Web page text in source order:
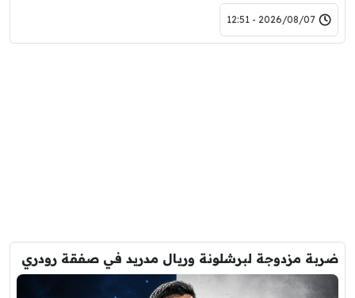
2026/08/07 - 12:51
ضربة مزدوجة لبرشلونة وريال مدريد في صفقة رودري